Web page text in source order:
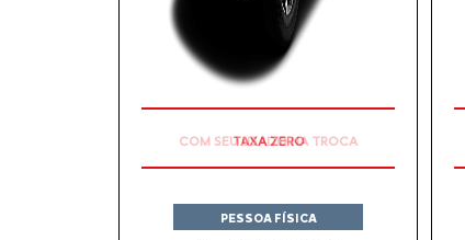
PESSOA FÍSICA